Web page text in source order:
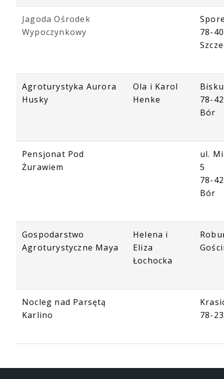
Jagoda Ośrodek
Wypoczynkowy
78-
Agroturystyka Aurora
Husky
Ola i Karol
Henke
78-
Bór
Pensjonat Pod
Żurawiem
ul.
5
78-
Bór
Gospodarstwo
Agroturystyczne Maya
Helena i
Eliza
Łochocka
Nocleg nad Parsętą
Karlino
78-